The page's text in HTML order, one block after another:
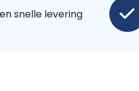
snelle levering